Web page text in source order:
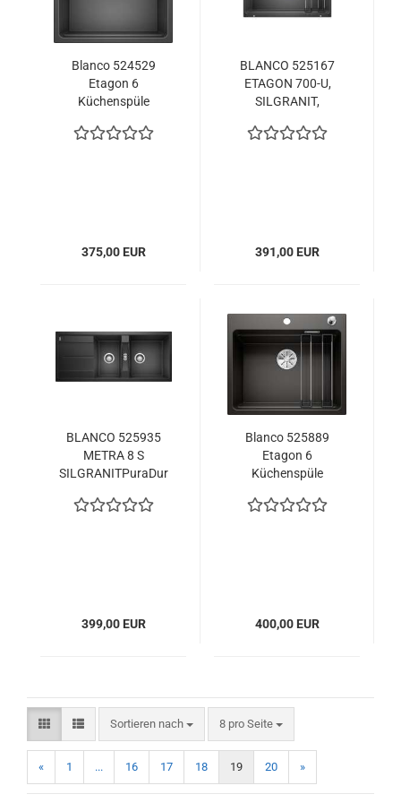
Blanco 524529
Etagon 6
Küchenspüle
375,00 EUR
BLANCO 525167
ETAGON 700-U,
SILGRANIT,
Ablauffernbedienung,
391,00 EUR
BLANCO 525935
METRA 8 S
SILGRANITPuraDur
reversibel Schwarz
399,00 EUR
Blanco 525889
Etagon 6
Küchenspüle
400,00 EUR
Sortieren nach
Sortieren nach 8 pro Seite
pro Seite
« 1 ... 16 17 18 19 20 »